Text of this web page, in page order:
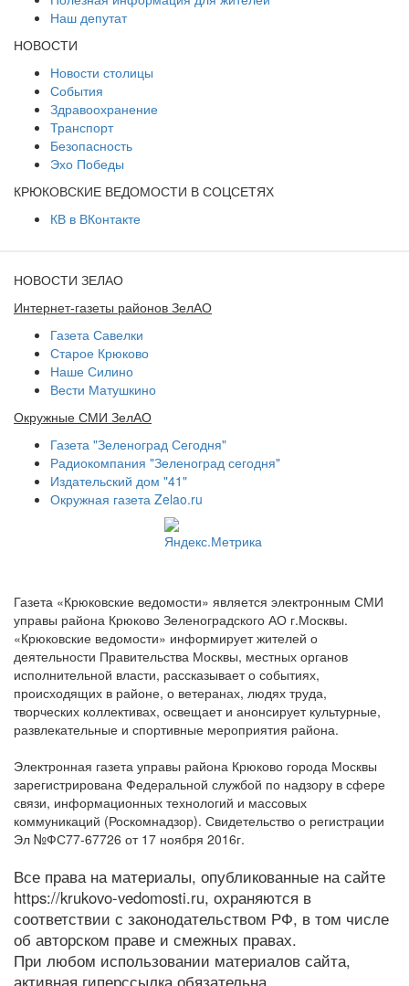
Наш депутат
НОВОСТИ
Новости столицы
События
Здравоохранение
Транспорт
Безопасность
Эхо Победы
КРЮКОВСКИЕ ВЕДОМОСТИ В СОЦСЕТЯХ
КВ в ВКонтакте
НОВОСТИ ЗЕЛАО
Интернет-газеты районов ЗелАО
Газета Савелки
Старое Крюково
Наше Силино
Вести Матушкино
Окружные СМИ ЗелАО
Газета "Зеленоград Сегодня"
Радиокомпания "Зеленоград сегодня"
Издательский дом "41"
Окружная газета Zelao.ru
Газета «Крюковские ведомости» является электронным СМИ
управы района Крюково Зеленоградского АО г.Москвы.
«Крюковские ведомости» информирует жителей о
деятельности Правительства Москвы, местных органов
исполнительной власти, рассказывает о событиях,
происходящих в районе, о ветеранах, людях труда,
творческих коллективах, освещает и анонсирует культурные,
развлекательные и спортивные мероприятия района.
Электронная газета управы района Крюково города Москвы
зарегистрирована Федеральной службой по надзору в сфере
связи, информационных технологий и массовых
коммуникаций (Роскомнадзор). Свидетельство о регистрации
Эл №ФС77-67726 от 17 ноября 2016г.
Все права на материалы, опубликованные на сайте
https://krukovo-vedomosti.ru, охраняются в
соответствии с законодательством РФ, в том числе
об авторском праве и смежных правах.
При любом использовании материалов сайта,
активная гиперссылка обязательна.